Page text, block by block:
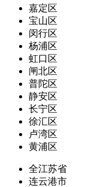
嘉定区
宝山区
闵行区
杨浦区
虹口区
闸北区
普陀区
静安区
长宁区
徐汇区
卢湾区
黄浦区
全江苏省
连云港市